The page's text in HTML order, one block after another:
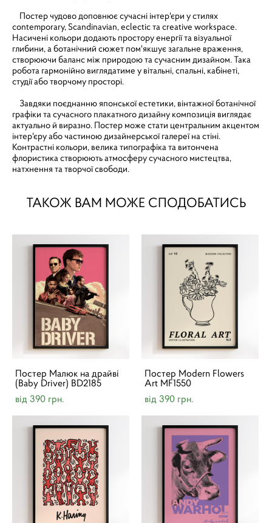
Постер чудово доповнює сучасні інтер'єри у стилях
contemporary, Scandinavian, eclectic та creative workspace.
Насичені кольори додають простору енергії та візуальної
глибини, а ботанічний сюжет пом'якшує загальне враження,
створюючи баланс між природою та сучасним дизайном. Така
робота гармонійно виглядатиме у вітальні, спальні, кабінеті,
студії або творчому просторі.
Завдяки поєднанню японської естетики, вінтажної ботанічної
графіки та сучасного плакатного дизайну композиція виглядає
актуально й виразно. Постер може стати центральним акцентом
інтер'єру або частиною дизайнерської галереї на стіні.
Контрастні кольори, велика типографіка та витончена
флористика створюють атмосферу сучасного мистецтва,
натхнення та творчої свободи.
ТАКОЖ ВАМ МОЖЕ СПОДОБАТИСЬ
Постер Малюк на драйві
(Baby Driver) BD2185
від 390 грн.
Постер Modern Flowers
Art MF1550
від 390 грн.